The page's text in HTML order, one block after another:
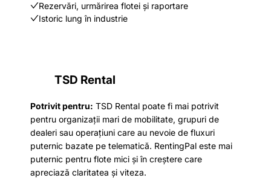
Rezervări, urmărirea flotei și raportare
Istoric lung în industrie
TSD Rental
Potrivit pentru: TSD Rental poate fi mai potrivit
pentru organizații mari de mobilitate, grupuri de
dealeri sau operațiuni care au nevoie de fluxuri
puternic bazate pe telematică. RentingPal este mai
puternic pentru flote mici și în creștere care
apreciază claritatea și viteza.